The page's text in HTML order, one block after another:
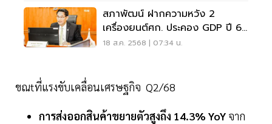
สภาพัฒน์ ฝากความหวัง 2
เครื่องยนต์ศก. ประคอง GDP ปี 68
โต 2%
18 ส.ค. 2568 | 07:34 น.
ขณtที่แรงขับเคลื่อนเศรษฐกิจ Q2/68
การส่งออกสินค้าขยายตัวสูงถึง 14.3% YoY จาก